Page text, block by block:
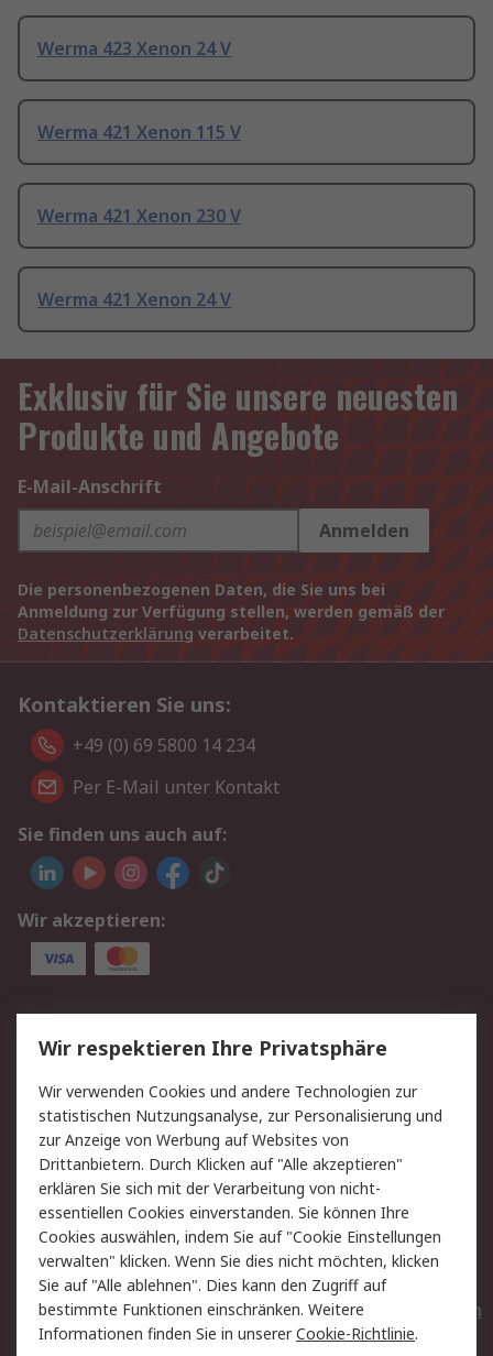
Werma 423 Xenon 24 V
Werma 421 Xenon 115 V
Werma 421 Xenon 230 V
Werma 421 Xenon 24 V
Exklusiv für Sie unsere neuesten
Produkte und Angebote
E-Mail-Anschrift
Anmelden
Die personenbezogenen Daten, die Sie uns bei
Anmeldung zur Verfügung stellen, werden gemäß der
Datenschutzerklärung verarbeitet.
Kontaktieren Sie uns:
+49 (0) 69 5800 14 234
Per E-Mail unter Kontakt
Sie finden uns auch auf:
Wir akzeptieren:
Service
Value Added Services
Lieferlösungen
Rücksendungen
Kontakt
Hilfe
Privatkunden
Rechtliches
AGB
Datenschutz
Cookie-Richtlinie
Zahlungsbedingungen
Copyright/Impressum
Entsorgung
Elektrogeräte/Batterien
Wir respektieren Ihre Privatsphäre
Wir verwenden Cookies und andere Technologien zur
statistischen Nutzungsanalyse, zur Personalisierung und
zur Anzeige von Werbung auf Websites von
Drittanbietern. Durch Klicken auf "Alle akzeptieren"
erklären Sie sich mit der Verarbeitung von nicht-
essentiellen Cookies einverstanden. Sie können Ihre
Cookies auswählen, indem Sie auf "Cookie Einstellungen
verwalten" klicken. Wenn Sie dies nicht möchten, klicken
Sie auf "Alle ablehnen". Dies kann den Zugriff auf
bestimmte Funktionen einschränken. Weitere
Informationen finden Sie in unsererCookie-Richtlinie.